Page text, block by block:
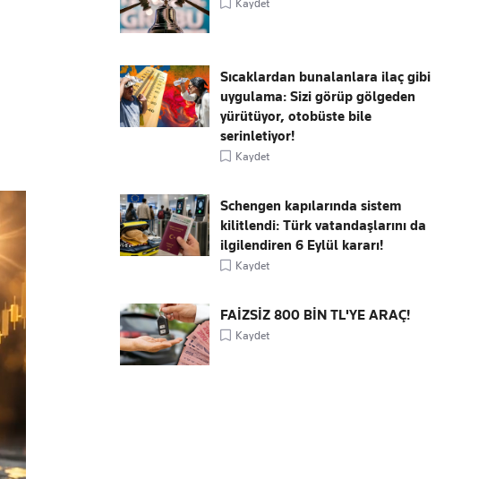
Kaydet
Sıcaklardan bunalanlara ilaç gibi
uygulama: Sizi görüp gölgeden
yürütüyor, otobüste bile
serinletiyor!
Kaydet
Schengen kapılarında sistem
kilitlendi: Türk vatandaşlarını da
ilgilendiren 6 Eylül kararı!
Kaydet
FAİZSİZ 800 BİN TL'YE ARAÇ!
Kaydet